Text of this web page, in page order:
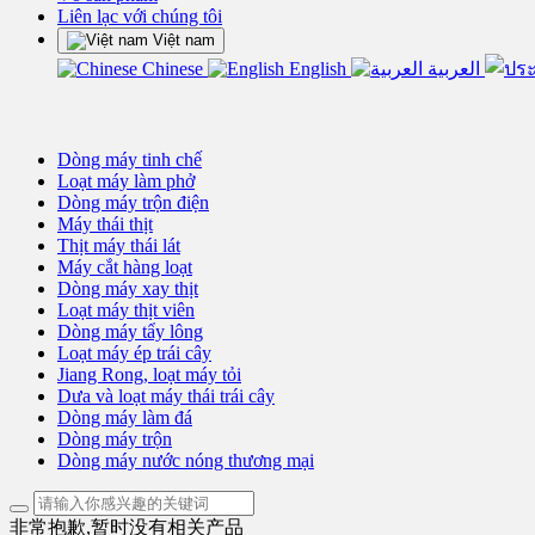
Liên lạc với chúng tôi
Việt nam
Chinese English
Dòng máy tinh chế
Loạt máy làm phở
Dòng máy trộn điện
Máy thái thịt
Thịt máy thái lát
Máy cắt hàng loạt
Dòng máy xay thịt
Loạt máy thịt viên
Dòng máy tẩy lông
Loạt máy ép trái cây
Jiang Rong, loạt máy tỏi
Dưa và loạt máy thái trái cây
Dòng máy làm đá
Dòng máy trộn
Dòng máy nước nóng thương mại
非常抱歉,暂时没有相关产品